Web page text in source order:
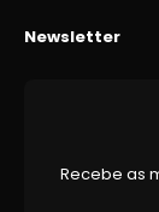
Newsletter
Recebe as